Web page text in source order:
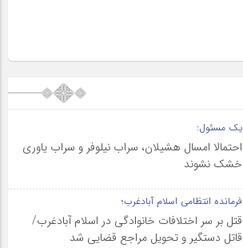
یک مسئول:
احتمالا امسال هشیلان، سراب نیلوفر و سراب یاوری
خشک نشوند
فرمانده انتظامی اسلام آبادغرب؛
قتل بر سر اختلافات خانوادگی در اسلام آبادغرب/
قاتل دستگیر و تحویل مراجع قضایی شد